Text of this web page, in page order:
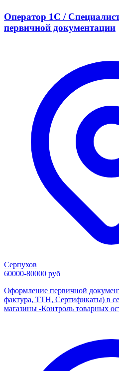
Оператор 1С /
первичной документации
Серпухов
60000-80000 руб
Оформление первичной
фактура, ТТН, Сертификаты) в
магазины -Контроль товарных